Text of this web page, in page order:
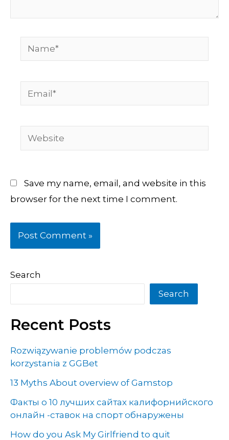
Name*
Email*
Website
Save my name, email, and website in this
browser for the next time I comment.
Search
Search
Recent Posts
Rozwiązywanie problemów podczas
korzystania z GGBet
13 Myths About overview of Gamstop
Факты о 10 лучших сайтах калифорнийского
онлайн -ставок на спорт обнаружены
How do you Ask My Girlfriend to quit